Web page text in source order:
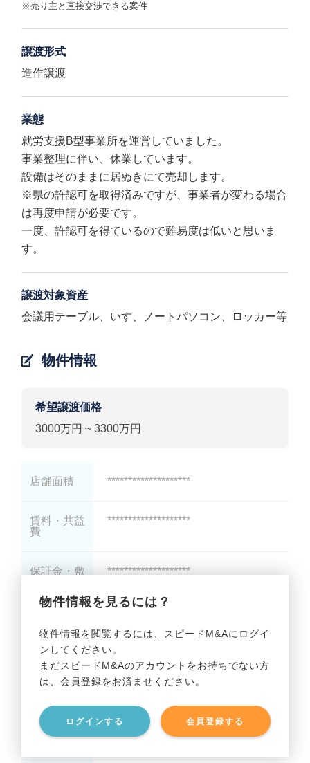
※売り主と直接交渉できる案件
譲渡形式
造作譲渡
業態
就労支援B型事業所を運営していました。
事業整理に伴い、休業しています。
設備はそのままに居ぬきにて売却します。
※県の許認可を取得済みですが、事業者が変わる場合
は再度申請が必要です。
一度、許認可を得ているので難易度は低いと思いま
す。
譲渡対象資産
会議用テーブル、いす、ノートパソコン、ロッカー等
物件情報
希望譲渡価格
3000万円 ~ 3300万円
物件情報を見るには？
物件情報を閲覧するには、スピードM&Aにログイ
ンしてください。
まだスピードM&Aのアカウントをお持ちでない方
は、会員登録をお済ませください。
ログインする 会員登録する
店舗面積 ********************
賃料・共益
費
********************
保証金・敷
********************
最寄り駅 ********************
階層 ********************